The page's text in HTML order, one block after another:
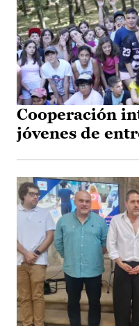
Cooperación
jóvenes de